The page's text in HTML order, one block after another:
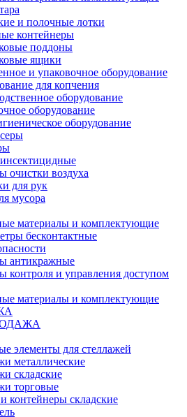
и полочные лотки
контейнеры
поддоны
ящики
и упаковочное оборудование
для копчения
оборудование
оборудование
оборудование
очистки воздуха
для рук
мусора
материалы и комплектующие
бесконтактные
антикражные
контроля и управления доступом
материалы и комплектующие
элементы для стеллажей
металлические
складские
торговые
контейнеры складские